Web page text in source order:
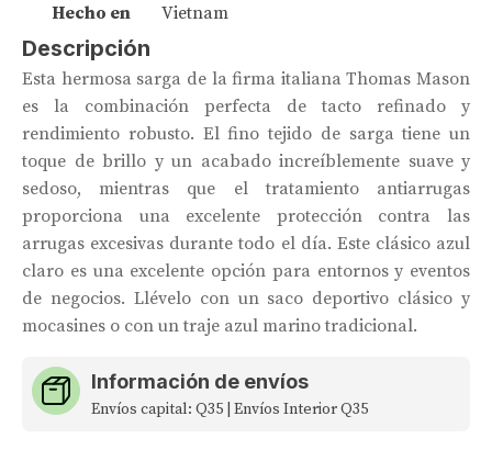
Hecho en
Vietnam
Descripción
Esta hermosa sarga de la firma italiana Thomas Mason
es la combinación perfecta de tacto refinado y
rendimiento robusto. El fino tejido de sarga tiene un
toque de brillo y un acabado increíblemente suave y
sedoso, mientras que el tratamiento antiarrugas
proporciona una excelente protección contra las
arrugas excesivas durante todo el día. Este clásico azul
claro es una excelente opción para entornos y eventos
de negocios. Llévelo con un saco deportivo clásico y
mocasines o con un traje azul marino tradicional.
Información de envíos
Envíos capital: Q35 | Envíos Interior Q35